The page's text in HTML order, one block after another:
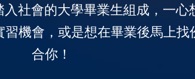
社會的大學畢業生組成，一心
機會，或是想在畢業後馬上找
合你！